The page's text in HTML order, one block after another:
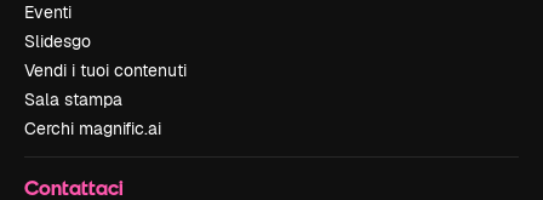
Eventi
Slidesgo
Vendi i tuoi contenuti
Sala stampa
Cerchi magnific.ai
Contattaci